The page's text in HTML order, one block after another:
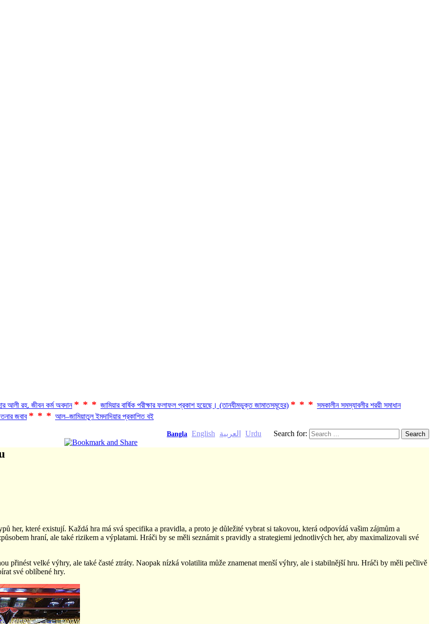
আলী রহ. জীবন কর্ম অবদান *** জামিয়ার বার্ষিক পরীক্ষার ফলাফল প্রকাশ হয়েছে। (তানযীমভুক্ত জামাতসমূহের) *** সমকালীন সমস্যাবলীর শরয়ী সমাধান
জবাব *** আল–জামিয়াতুল ইমদাদিয়ার প্রকাশিত বই
Search for:
Bangla English العربية Urdu
her, které existují. Každá hra má svá specifika a pravidla, a proto je důležité vybrat si takovou, která odpovídá vašim zájmům a
hraní, ale také rizikem a výplatami. Hráči by se měli seznámit s pravidly a strategiemi jednotlivých her, aby maximalizovali své
přinést velké výhry, ale také časté ztráty. Naopak nízká volatilita může znamenat menší výhry, ale i stabilnější hru. Hráči by měli pečlivě
své oblíbené hry.